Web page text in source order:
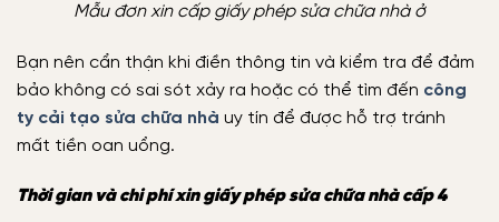
Mẫu đơn xin cấp giấy phép sửa chữa nhà ở
Bạn nên cẩn thận khi điền thông tin và kiểm tra để đảm
bảo không có sai sót xảy ra hoặc có thể tìm đến công
ty cải tạo sửa chữa nhà uy tín để được hỗ trợ tránh
mất tiền oan uổng.
Thời gian và chi phí xin giấy phép sửa chữa nhà cấp 4